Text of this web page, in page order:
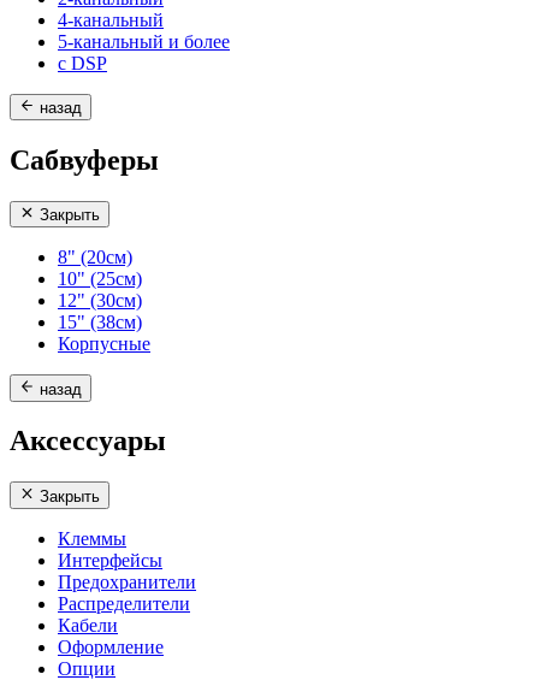
4-канальный
5-канальный и более
с DSP
назад
Сабвуферы
Закрыть
8" (20см)
10" (25см)
12" (30см)
15" (38см)
Корпусные
назад
Аксессуары
Закрыть
Клеммы
Интерфейсы
Предохранители
Распределители
Кабели
Оформление
Опции